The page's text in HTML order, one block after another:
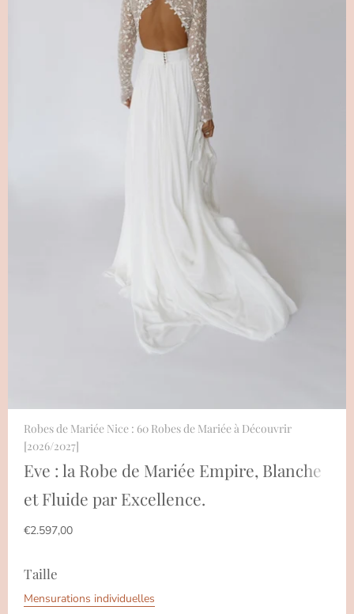
Robes de Mariée Nice : 60 Robes de Mariée à Découvrir
[2026/2027]
Eve : la Robe de Mariée Empire, Blanche
et Fluide par Excellence.
€2.597,00
Taille
Mensurations individuelles